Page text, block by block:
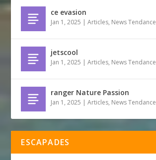
ce evasion
Jan 1, 2025 |Articles, News Tendance
jetscool
Jan 1, 2025 |Articles, News Tendance
ranger Nature Passion
Jan 1, 2025 |Articles, News Tendance
ESCAPADES